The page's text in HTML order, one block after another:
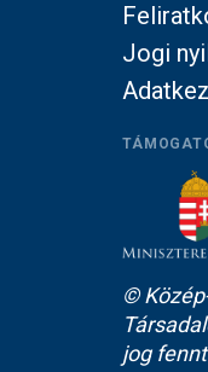
Jogi
©
jog